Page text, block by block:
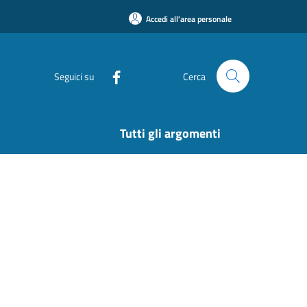
Accedi all'area personale
Seguici su Cerca
Tutti gli argomenti